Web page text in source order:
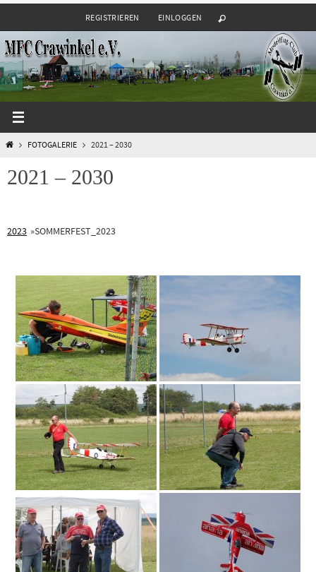
Inhalt
springen
REGISTRIEREN EINLOGGEN
STARTFOTOGALERIE 2021 – 2030
2021 – 2030
2023 »SOMMERFEST_2023